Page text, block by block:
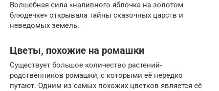
Волшебная сила «наливного яблочка на золотом
блюдечке» открывала тайны сказочных царств и
неведомых земель.
Цветы, похожие на ромашки
Существует большое количество растений-
родственников ромашки, с которыми её нередко
путают. Одним из самых похожих цветков является её